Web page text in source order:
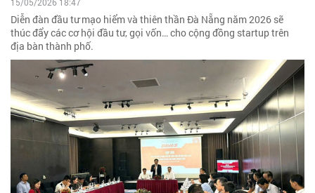
Diễn đàn đầu tư mạo hiểm và thiên thần Đà Nẵng năm 2026 sẽ
thúc đẩy các cơ hội đầu tư, gọi vốn… cho cộng đồng startup trên
địa bàn thành phố.